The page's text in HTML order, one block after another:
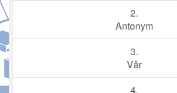
2.
Antonym
3.
Vår
4.